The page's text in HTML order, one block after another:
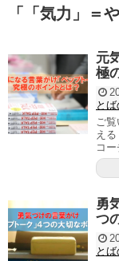
「 「気力」＝
元
極
とば
ご
え
コ
勇
つ
とば